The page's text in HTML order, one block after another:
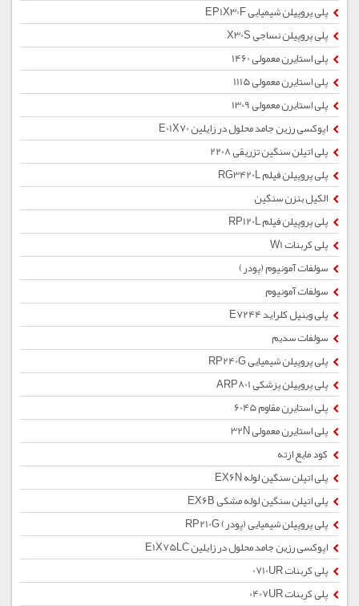
پلی پروپیلن شیمیایی EP1X30F
پلی پروپیلن نساجی X30S
پلی استایرن معمولی 1460
پلی استایرن معمولی 1115
پلی استایرن معمولی 1309
اپوکسی رزین جامد محلول در زایلین E01X70
پلی اتیلن سنگین تزریقی 2208
پلی پروپیلن فیلم RG3420L
الکیل بنزن سنگین
پلی پروپیلن فیلم RP120L
پلی کربنات W1
سولفات آمونیوم (پودر)
سولفات آمونیوم
پلی وینیل کلراید E7244
سولفات سدیم
پلی پروپیلن شیمیایی RP240G
پلی پروپیلن پزشکی ARP801
پلی استایرن مقاوم 6045
پلی استایرن معمولی 32N
کود مایع ازته
پلی اتیلن سنگین لوله EX6N
پلی اتیلن سنگین لوله مشکی EX6B
پلی پروپیلن شیمیایی (پودر) RP210G
اپوکسی رزین جامد محلول در زایلین E1X75LC
پلی کربنات 0710UR
پلی کربنات 0407UR